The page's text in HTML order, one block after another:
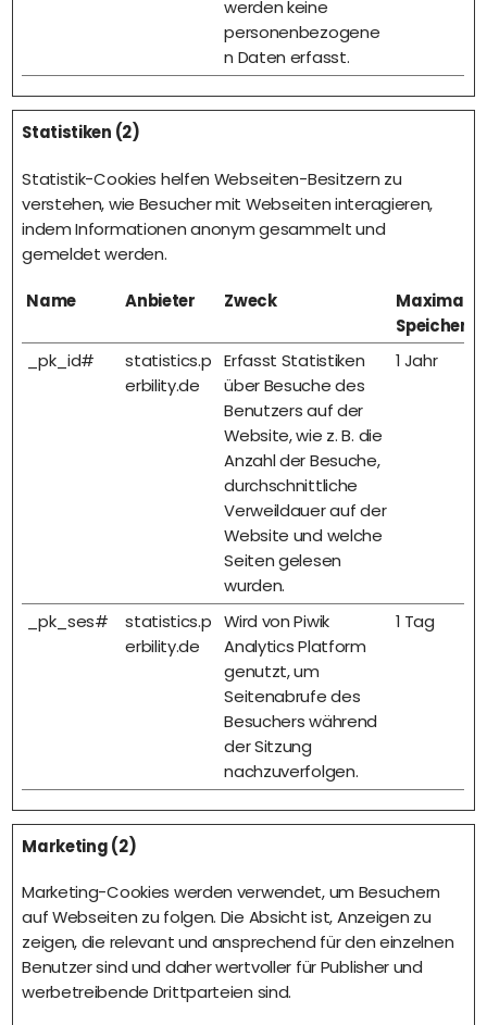
werden keine
personenbezogene
n Daten erfasst.
Statistiken (2)
Statistik-Cookies helfen Webseiten-Besitzern zu
verstehen, wie Besucher mit Webseiten interagieren,
indem Informationen anonym gesammelt und
gemeldet werden.
Name Anbieter Zweck
Maximale
_pk_id#
statistics.p
erbility.de
Erfasst Statistiken
über Besuche des
Benutzers auf der
Website, wie z. B. die
Anzahl der Besuche,
durchschnittliche
Verweildauer auf der
Website und welche
Seiten gelesen
wurden.
1 Jahr
_pk_ses#
statistics.p
erbility.de
Wird von Piwik
Analytics Platform
genutzt, um
Seitenabrufe des
Besuchers während
der Sitzung
nachzuverfolgen.
1 Tag
Marketing (2)
Marketing-Cookies werden verwendet, um Besuchern
auf Webseiten zu folgen. Die Absicht ist, Anzeigen zu
zeigen, die relevant und ansprechend für den einzelnen
Benutzer sind und daher wertvoller für Publisher und
werbetreibende Drittparteien sind.